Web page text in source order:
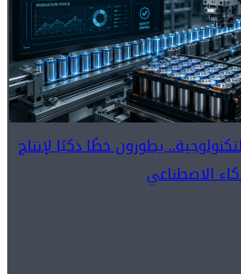
يطورون خطًا ذكيًا لإنتاج
الاصطناعي